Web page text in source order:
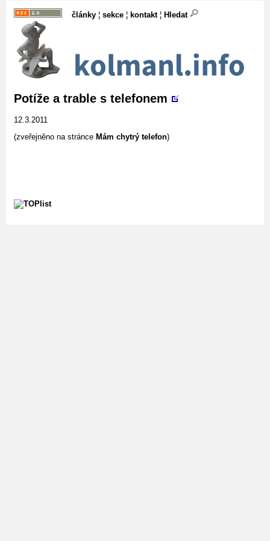
články ¦ sekce ¦ kontakt¦ Hledat
Potíže a trable s telefonem
12.3.2011
(zveřejněno na stránce Mám chytrý telefon)